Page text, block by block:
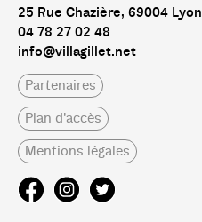
25 Rue Chazière, 69004 Lyon
04 78 27 02 48
info@villagillet.net
Partenaires
Plan d'accès
Mentions légales